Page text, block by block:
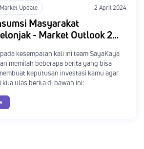
Market Update 2 April 2024
Masyarakat
- Market Outlook 2
kesempatan kali ini team SayaKaya
memilah beberapa berita yang bisa
keputusan investasi kamu agar
kita ulas berita di bawah ini: